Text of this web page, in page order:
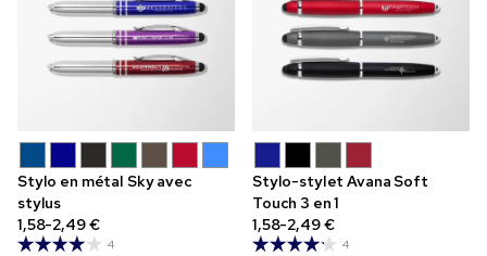
Stylo en métal Sky avec
stylus
1,58-2,49 €
4
Stylo-stylet Avana Soft
Touch 3 en 1
1,58-2,49 €
4